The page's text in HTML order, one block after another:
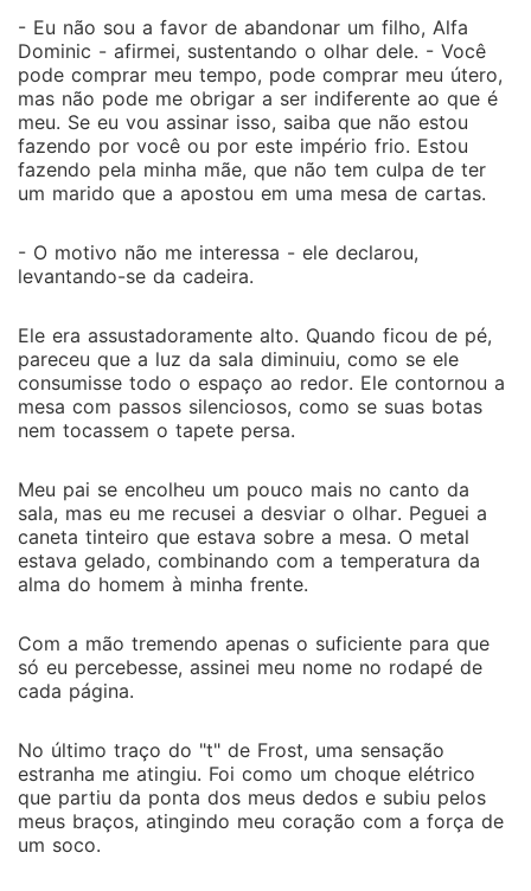
- Eu não sou a favor de abandonar um filho, Alfa
Dominic - afirmei, sustentando o olhar dele. - Você
pode comprar meu tempo, pode comprar meu útero,
mas não pode me obrigar a ser indiferente ao que é
meu. Se eu vou assinar isso, saiba que não estou
fazendo por você ou por este império frio. Estou
fazendo pela minha mãe, que não tem culpa de ter
um marido que a apostou em uma mesa de cartas.
- O motivo não me interessa - ele declarou,
levantando-se da cadeira.
Ele era assustadoramente alto. Quando ficou de pé,
pareceu que a luz da sala diminuiu, como se ele
consumisse todo o espaço ao redor. Ele contornou a
mesa com passos silenciosos, como se suas botas
nem tocassem o tapete persa.
Meu pai se encolheu um pouco mais no canto da
sala, mas eu me recusei a desviar o olhar. Peguei a
caneta tinteiro que estava sobre a mesa. O metal
estava gelado, combinando com a temperatura da
alma do homem à minha frente.
Com a mão tremendo apenas o suficiente para que
só eu percebesse, assinei meu nome no rodapé de
cada página.
No último traço do "t" de Frost, uma sensação
estranha me atingiu. Foi como um choque elétrico
que partiu da ponta dos meus dedos e subiu pelos
meus braços, atingindo meu coração com a força de
um soco.